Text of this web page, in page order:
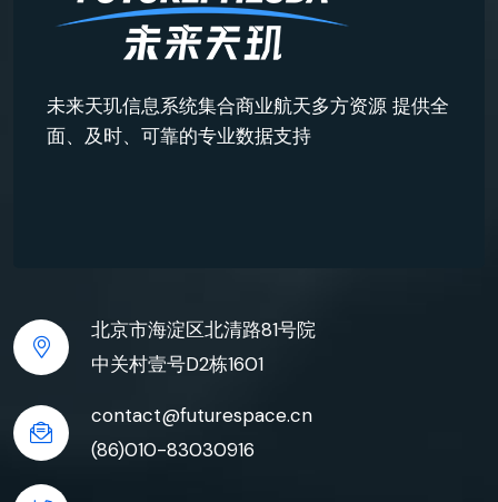
未来天玑信息系统集合商业航天多方资源 提供全
面、及时、可靠的专业数据支持
北京市海淀区北清路81号院
中关村壹号D2栋1601
contact@futurespace.cn
(86)010-83030916